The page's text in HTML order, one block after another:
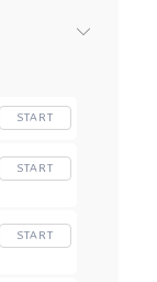
START
START
START